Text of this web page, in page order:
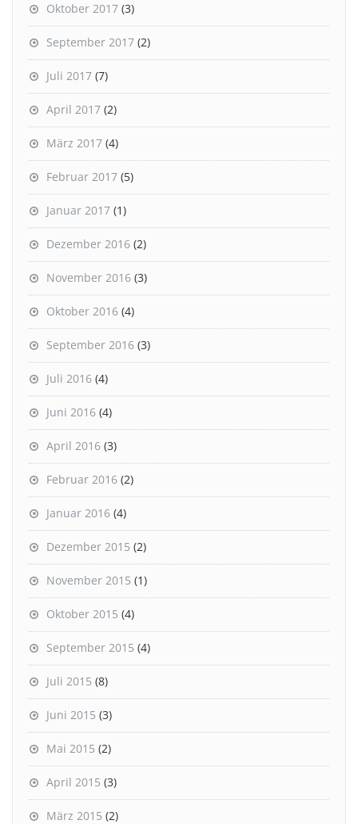
Oktober 2017 (3)
September 2017 (2)
Juli 2017 (7)
April 2017 (2)
März 2017 (4)
Februar 2017 (5)
Januar 2017 (1)
Dezember 2016 (2)
November 2016 (3)
Oktober 2016 (4)
September 2016 (3)
Juli 2016 (4)
Juni 2016 (4)
April 2016 (3)
Februar 2016 (2)
Januar 2016 (4)
Dezember 2015 (2)
November 2015 (1)
Oktober 2015 (4)
September 2015 (4)
Juli 2015 (8)
Juni 2015 (3)
Mai 2015 (2)
April 2015 (3)
März 2015 (2)